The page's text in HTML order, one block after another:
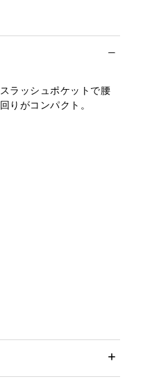
スラッシュポケットで腰
回りがコンパクト。